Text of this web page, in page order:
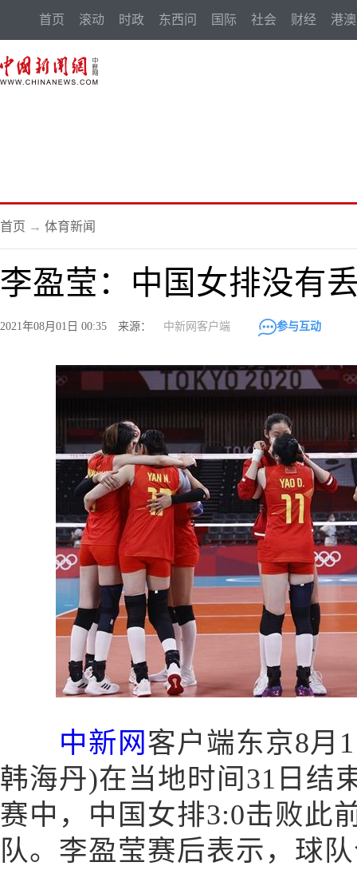
首页 滚动 时政 东西问 国际 社会 财经 港澳
首页 → 体育新闻
李盈莹：中国女排没有
2021年08月01日 00:35 来源： 中新网客户端 参与互动
中新网 客户端东京8月
韩海丹)在当地时间31日结
赛中，中国女排3:0击败此
队。李盈莹赛后表示，球